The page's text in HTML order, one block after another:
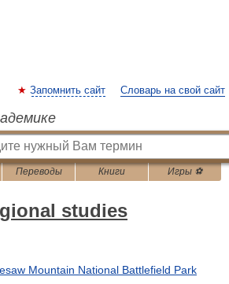
Запомнить сайт Словарь на свой сайт
Переводы Книги Игры ⚽
studies
Mountain National Battlefield Park